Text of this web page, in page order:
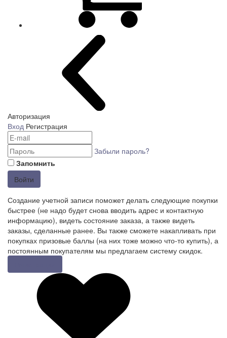
Авторизация
Вход Регистрация
Забыли пароль?
Запомнить
Войти
Создание учетной записи поможет делать следующие покупки
быстрее (не надо будет снова вводить адрес и контактную
информацию), видеть состояние заказа, а также видеть
заказы, сделанные ранее. Вы также сможете накапливать при
покупках призовые баллы (на них тоже можно что-то купить), а
постоянным покупателям мы предлагаем систему скидок.